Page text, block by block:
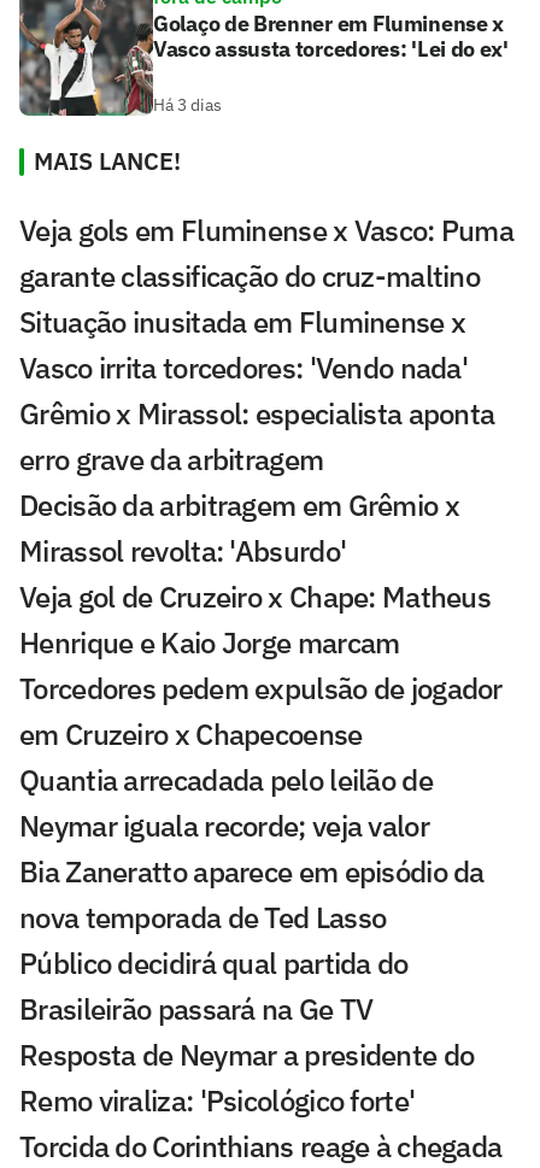
Golaço de Brenner em Fluminense x
Vasco assusta torcedores: 'Lei do ex'
Há 3 dias
MAIS LANCE!
Veja gols em Fluminense x Vasco: Puma
garante classificação do cruz-maltino
Situação inusitada em Fluminense x
Vasco irrita torcedores: 'Vendo nada'
Grêmio x Mirassol: especialista aponta
erro grave da arbitragem
Decisão da arbitragem em Grêmio x
Mirassol revolta: 'Absurdo'
Veja gol de Cruzeiro x Chape: Matheus
Henrique e Kaio Jorge marcam
Torcedores pedem expulsão de jogador
em Cruzeiro x Chapecoense
Quantia arrecadada pelo leilão de
Neymar iguala recorde; veja valor
Bia Zaneratto aparece em episódio da
nova temporada de Ted Lasso
Público decidirá qual partida do
Brasileirão passará na Ge TV
Resposta de Neymar a presidente do
Remo viraliza: 'Psicológico forte'
Torcida do Corinthians reage à chegada